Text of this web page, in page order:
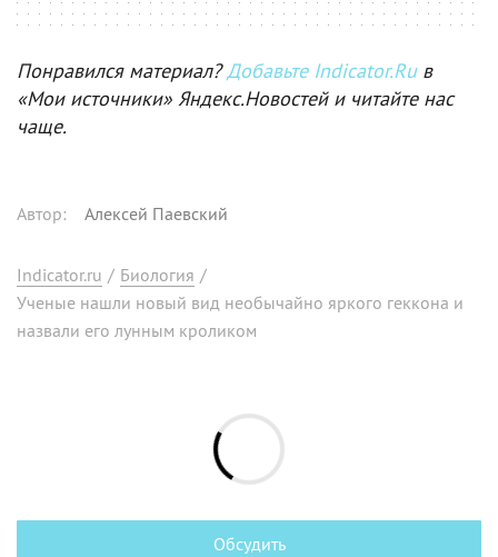
Понравился материал?Добавьте Indicator.Ruв
«Мои источники» Яндекс.Новостей и читайте нас
чаще.
Автор: Алексей Паевский
Indicator.ru / Биология /
Ученые нашли новый вид необычайно яркого геккона и
назвали его лунным кроликом
Обсудить